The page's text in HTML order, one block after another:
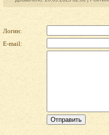
Логин:
E-mail: